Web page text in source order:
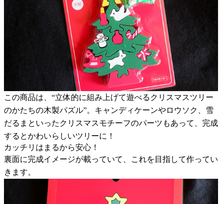
この商品は、“立体的に組み上げて遊べるクリスマスツリー
のかたちの木製パズル”。キャンディケーンやロウソク、雪
だるまといったクリスマスモチーフのパーツもあって、完成
するとかわいらしいツリーに！
カッチリはまるから安心！
裏面に完成イメージが載っていて、これを目指して作ってい
きます。